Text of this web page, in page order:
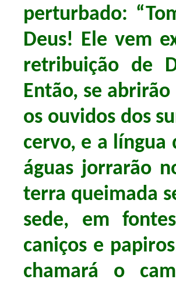
perturbado:
Deus! Ele vem
retribuição de
Então, se
os ouvidos dos
cervo, e a língua
águas jorrarão
terra queimada
sede, em
caniços e
chamará o